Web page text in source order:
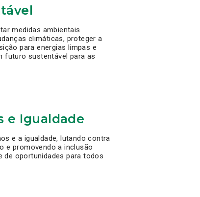
medidas ambientais
climáticas, proteger a
para energias limpas e
futuro sustentável para as
e Igualdade
e a igualdade, lutando contra
e promovendo a inclusão
de oportunidades para todos